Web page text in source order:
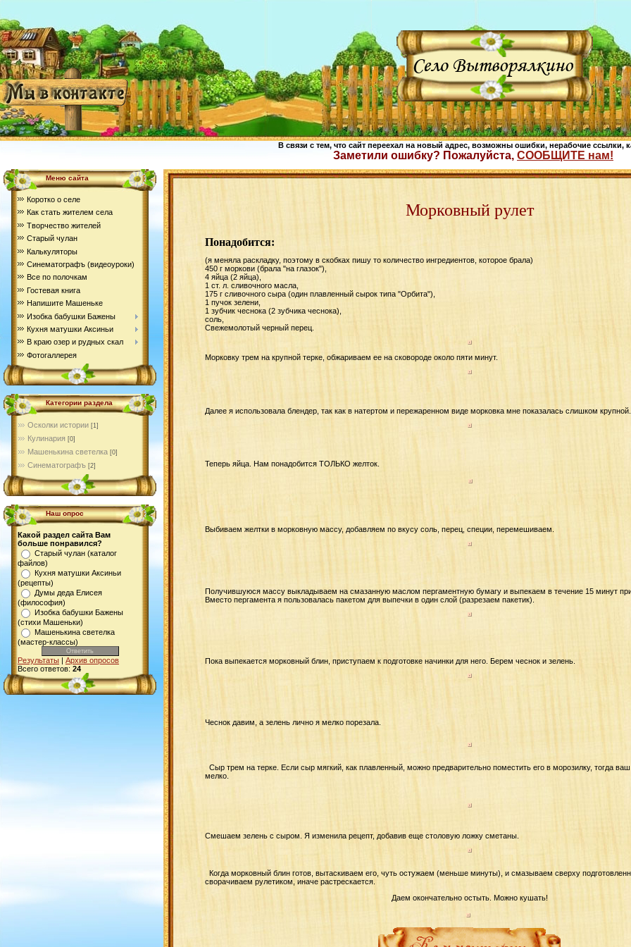
В связи с тем, что сайт переехал на новый адрес, возможны ошибки, нерабочие ссылки,
Заметили ошибку? Пожалуйста, СООБЩИТЕ нам!
Меню сайта
Коротко о селе
Как стать жителем села
Творчество жителей
Старый чулан
Калькуляторы
Синематографъ (видеоуроки)
Все по полочкам
Гостевая книга
Напишите Машеньке
Изобка бабушки Бажены
Кухня матушки Аксиньи
В краю озер и рудных скал
Фотогаллерея
Категории раздела
Осколки истории [1]
Кулинария [0]
Машенькина светелка [0]
Синематографъ [2]
Наш опрос
Какой раздел сайта Вам
больше понравился?
Старый чулан (каталог
файлов)
Кухня матушки Аксиньи
(рецепты)
Думы деда Елисея
(философия)
Изобка бабушки Бажены
(стихи Машеньки)
Машенькина светелка
(мастер-классы)
Результаты | Архив опросов
Всего ответов: 24
Морковный рулет
Понадобится:
(я меняла раскладку, поэтому в скобках пишу то количество ингредиентов, которое брала)
450 г моркови (брала "на глазок"),
4 яйца (2 яйца),
1 ст. л. сливочного масла,
175 г сливочного сыра (один плавленный сырок типа "Орбита"),
1 пучок зелени,
1 зубчик чеснока (2 зубчика чеснока),
соль,
Свежемолотый черный перец.
Морковку трем на крупной терке, обжариваем ее на сковороде около пяти минут.
Далее я использовала блендер, так как в натертом и пережаренном виде морковка мне показалась слишком
Теперь яйца. Нам понадобится ТОЛЬКО желток.
Выбиваем желтки в морковную массу, добавляем по вкусу соль, перец, специи, перемешиваем.
Получившуюся массу выкладываем на смазанную маслом пергаментную бумагу и выпекаем в течение 15 минут при
Вместо пергамента я пользовалась пакетом для выпечки в один слой (разрезаем пакетик).
Пока выпекается морковный блин, приступаем к подготовке начинки для него. Берем чеснок и зелень.
Чеснок давим, а зелень лично я мелко порезала.
Сыр трем на терке. Если сыр мягкий, как плавленный, можно предварительно поместить его в морозилку, тогда
мелко.
Смешаем зелень с сыром. Я изменила рецепт, добавив еще столовую ложку сметаны.
Когда морковный блин готов, вытаскиваем его, чуть остужаем (меньше минуты), и смазываем сверху
сворачиваем рулетиком, иначе растрескается.
Даем окончательно остыть. Можно кушать!